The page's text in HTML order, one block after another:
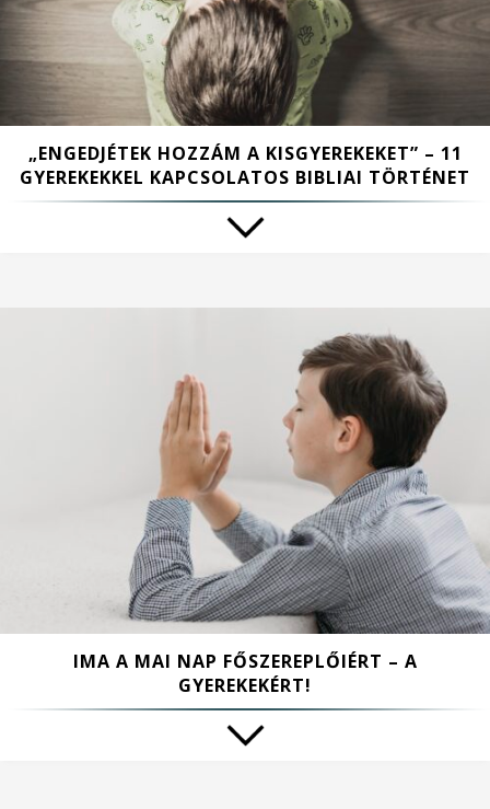
„ENGEDJÉTEK HOZZÁM A KISGYEREKEKET” – 11
GYEREKEKKEL KAPCSOLATOS BIBLIAI TÖRTÉNET
IMA A MAI NAP FŐSZEREPLŐIÉRT – A
GYEREKEKÉRT!